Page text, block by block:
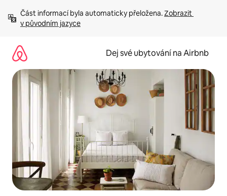
obsah
Část informací byla automaticky přeložena. Zobrazit
v původním jazyce
Dej své ubytování na Airbnb